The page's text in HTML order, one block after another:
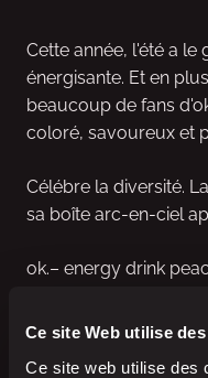
Ce site Web utilise
Ce site web utilise des
Cette année, l'été a
énergisante. Et en
beaucoup de fans
coloré, savoureux et
Célébre la diversité.
sa boîte arc-en-ciel
ok.– energy drink
Boisson